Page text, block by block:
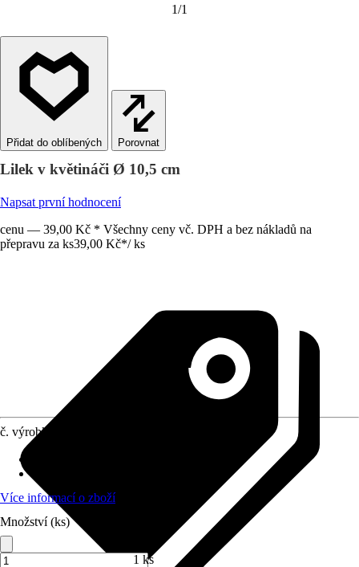
1/1
Porovnat
Lilek v květináči Ø 10,5 cm
Napsat první hodnocení
cenu — 39,00 Kč * Všechny ceny vč. DPH a bez nákladů na
přepravu za ks39,00 Kč*/ ks
č. výrobku
Více informací o zboží
Množství (ks)
1 ks